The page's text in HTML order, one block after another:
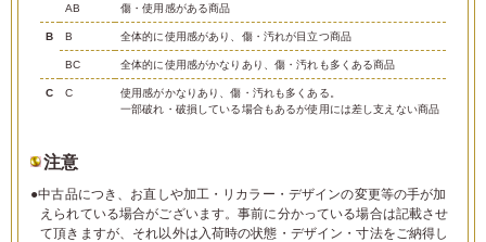
AB 傷・使用感がある商品
B B 全体的に使用感があり、傷・汚れが目立つ商品
BC 全体的に使用感がかなりあり、傷・汚れも多くある商品
C C
使用感がかなりあり、傷・汚れも多くある。
一部破れ・破損している場合もあるが使用には差し支えない商品
注意
●中古品につき、お直しや加工・リカラー・デザインの変更等の手が加
えられている場合がございます。事前に分かっている場合は記載させ
て頂きますが、それ以外は入荷時の状態・デザイン・寸法をご納得し